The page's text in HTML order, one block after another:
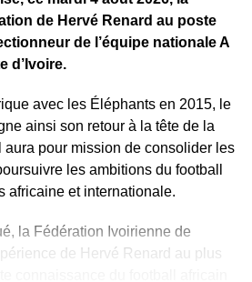
un nouveau tournant pour la
à se relancer rapidement
en demi-teinte.
de Hervé Renard au poste
de l’équipe nationale A
d’Ivoire.
avec les Éléphants en 2015, le
ainsi son retour à la tête de la
pour mission de consolider les
les ambitions du football
africaine et internationale.
la Fédération Ivoirienne de
de Hervé Renard au plus